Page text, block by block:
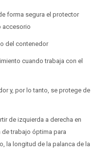
forma segura el protector
accesorio
del contenedor
cuando trabaja con el
y, por lo tanto, se protege de
de izquierda a derecha en
trabajo óptima para
la longitud de la palanca de la